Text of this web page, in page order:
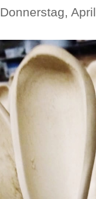
Donnerstag,